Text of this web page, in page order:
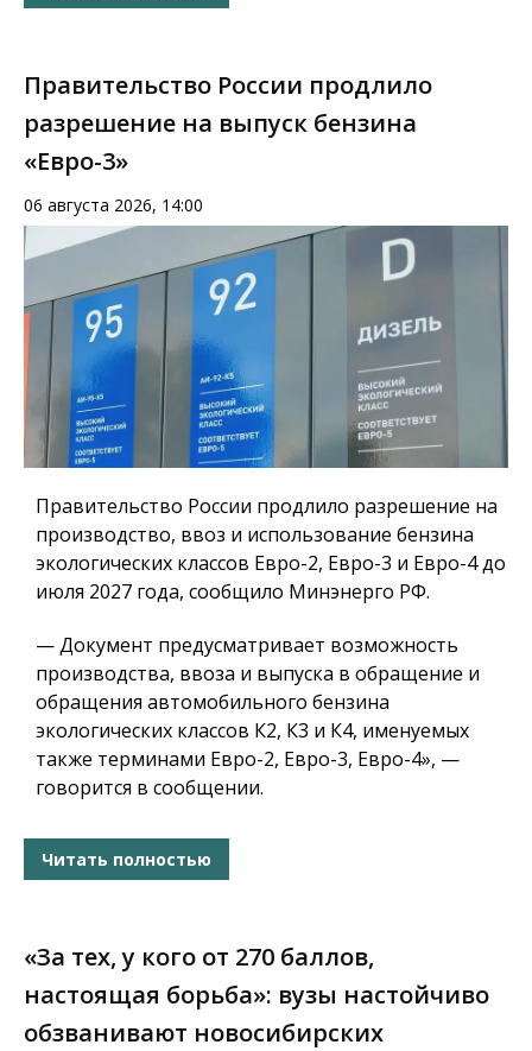
Правительство России продлило
разрешение на выпуск бензина
«Евро-3»
06 августа 2026, 14:00
Правительство России продлило разрешение на
производство, ввоз и использование бензина
экологических классов Евро-2, Евро-3 и Евро-4 до
июля 2027 года, сообщило Минэнерго РФ.
— Документ предусматривает возможность
производства, ввоза и выпуска в обращение и
обращения автомобильного бензина
экологических классов К2, К3 и К4, именуемых
также терминами Евро-2, Евро-3, Евро-4», —
говорится в сообщении.
Читать полностью
«За тех, у кого от 270 баллов,
настоящая борьба»: вузы настойчиво
обзванивают новосибирских